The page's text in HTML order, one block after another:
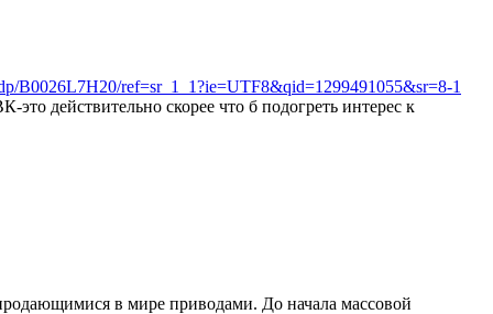
B0026L7H20/ref=sr_1_1?ie=UTF8&qid=1299491055&sr=8-1
действительно скорее что б подогреть интерес к
в мире приводами. До начала массовой